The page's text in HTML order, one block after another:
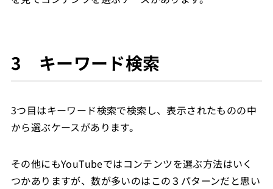
3 キーワード検索
3つ目はキーワード検索で検索し、表示されたものの中
から選ぶケースがあります。
その他にもYouTubeではコンテンツを選ぶ方法はいく
つかありますが、数が多いのはこの３パターンだと思い